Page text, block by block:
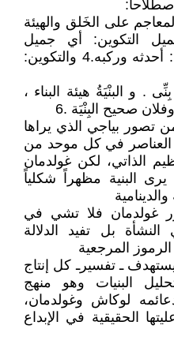
على الخَلق والهيئة
التكوين: أي جميل
الصورة والهيئة3 وكوّن الشيء: أحدثه وركبه.4 والتكوين:
. و البنْيَةُ هيئة البناء ،
صحيح البِنْيَة .6
تصور بياجي الذي يراها
في كل موحد من
الذاتي، لكن غولدمان
البنية مظهراً شكلياً
غولدمان فلا تشي في
بل تفيد الدلالة
الرموز المرجعية
يستهدف ـ تفسيرـ كل إنتاج
البنيات وهو منهج
لوكاش وغولدمان،
الحقيقية في الإبداع